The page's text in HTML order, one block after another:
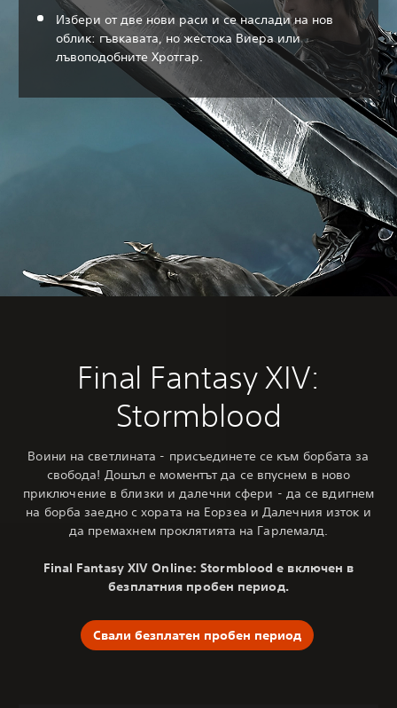
Избери от две нови раси и се наслади на нов
облик: гъвкавата, но жестока Виера или
лъвоподобните Хротгар.
Final Fantasy XIV:
Stormblood
Воини на светлината - присъединете се към борбата за
свобода! Дошъл е моментът да се впуснем в ново
приключение в близки и далечни сфери - да се вдигнем
на борба заедно с хората на Еорзеа и Далечния изток и
да премахнем проклятията на Гарлемалд.
Final Fantasy XIV Online: Stormblood е включен в
безплатния пробен период.
Свали безплатен пробен период